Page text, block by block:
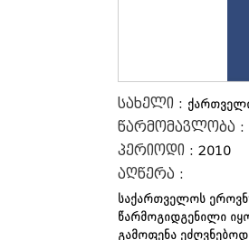
სახელი :
წარმომავლობა :
პერიოდი : 2010
აღწერა :
საქართველოს
წარმოგიდგენილი
გამოფენა